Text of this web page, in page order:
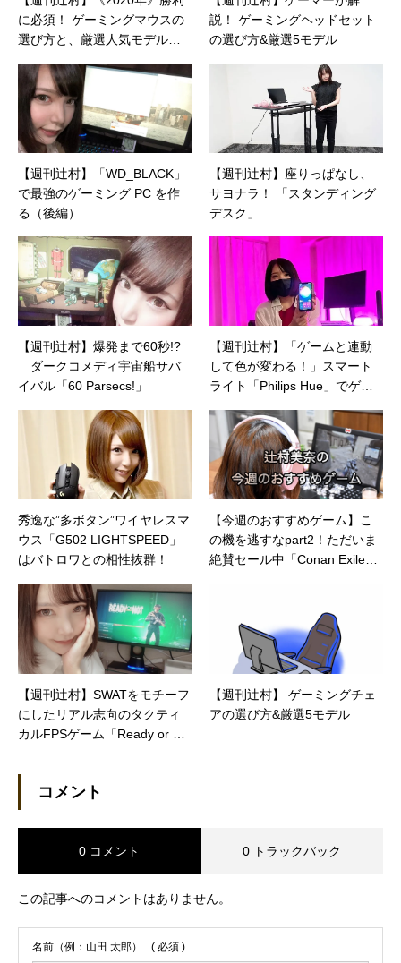
に必須！ ゲーミングマウスの
選び方と、厳選人気モデルを
説！ ゲーミングヘッドセット
の選び方&厳選5モデル
【週刊辻村】「WD_BLACK」
で最強のゲーミング PC を作
る（後編）
【週刊辻村】座りっぱなし、
サヨナラ！ 「スタンディング
デスク」
【週刊辻村】爆発まで60秒!?
ダークコメディ宇宙船サバ
イバル「60 Parsecs!」
【週刊辻村】「ゲームと連動
して色が変わる！」スマート
ライト「Philips Hue」でゲー
秀逸な”多ボタン”ワイヤレスマ
ウス「G502 LIGHTSPEED」
はバトロワとの相性抜群！
【今週のおすすめゲーム】こ
の機を逃すなpart2！ただいま
絶賛セール中「Conan Exile
【週刊辻村】SWATをモチーフ
にしたリアル志向のタクティ
カルFPSゲーム「Ready or No
【週刊辻村】 ゲーミングチェ
アの選び方&厳選5モデル
コメント
0 コメント 0 トラックバック
この記事へのコメントはありません。
名前（例：山田 太郎） ( 必須 )